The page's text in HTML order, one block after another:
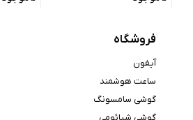
ندارد
دارد
حسگر اثر انگشت زیر نمایشگر, حسگر
فروشگاه
آیفون
ساعت هوشمند
گوشی سامسونگ